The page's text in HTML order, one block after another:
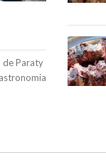
de Paraty